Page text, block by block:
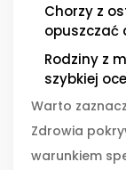
Chorzy z
opuszczać
Rodziny z
szybkiej
Warto
Zdrowia
warunkiem